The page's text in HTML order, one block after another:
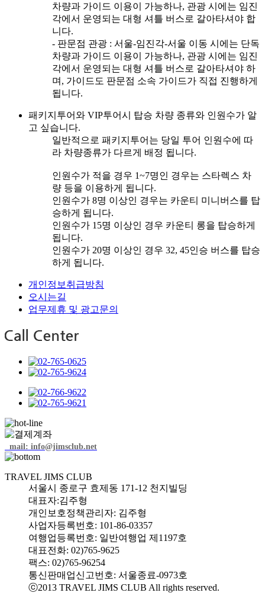
차량과 가이드 이용이 가능하나, 관광 시에는 임진
각에서 운영되는 대형 셔틀 버스로 갈아타셔야 합
니다.
- 판문점 관광 : 서울-임진각-서울 이동 시에는 단독
차량과 가이드 이용이 가능하나, 관광 시에는 임진
각에서 운영되는 대형 셔틀 버스로 갈아타셔야 하
며, 가이드도 판문점 소속 가이드가 직접 진행하게
됩니다.
패키지투어와 VIP투어시 탑승 차량 종류와 인원수가 알
고 싶습니다.
일반적으로 패키지투어는 당일 투어 인원수에 따
라 차량종류가 다르게 배정 됩니다.
인원수가 적을 경우 1~7명인 경우는 스타렉스 차
량 등을 이용하게 됩니다.
인원수가 8명 이상인 경우는 카운티 미니버스를 탑
승하게 됩니다.
인원수가 15명 이상인 경우 카운티 롱을 탑승하게
됩니다.
인원수가 20명 이상인 경우 32, 45인승 버스를 탑승
하게 됩니다.
개인정보취급방침
오시는길
업무제휴 및 광고문의
mail: info@jimsclub.net
TRAVEL JIMS CLUB
서울시 종로구 효제동 171-12 천지빌딩
대표자:김주형
개인보호정책관리자: 김주형
사업자등록번호: 101-86-03357
여행업등록번호: 일반여행업 제1197호
대표전화: 02)765-9625
팩스: 02)765-96254
통신판매업신고번호: 서울종료-0973호
ⓒ2013 TRAVEL JIMS CLUB All rights reserved.